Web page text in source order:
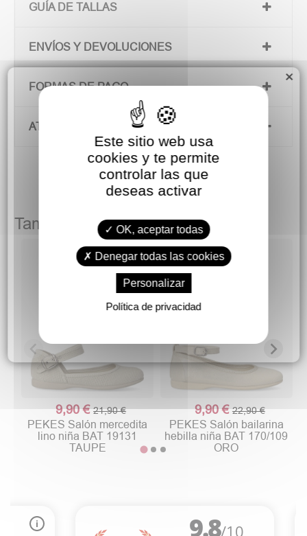
GUÍA DE TALLAS
ENVÍOS Y DEVOLUCIONES
FORMAS DE PAGO
ATENCIÓN AL CLIENTE
También podría gustarte
9,90 €21,90 €
PEKES Salón mercedita
lino niña BAT 19131
TAUPE
9,90 €22,90 €
PEKES Salón bailarina
hebilla niña BAT 170/109
ORO
×
Este sitio web usa
cookies y te permite
controlar las que
deseas activar
OK, aceptar todas
Denegar todas las cookies
Personalizar
Política de privacidad